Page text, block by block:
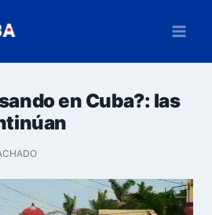
en Cuba?: las